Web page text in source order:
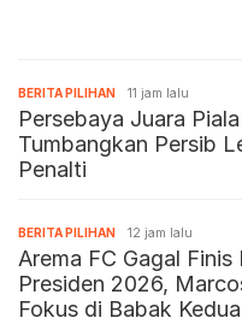
BERITA PILIHAN 11 jam lalu
Persebaya Juara
Tumbangkan Persib
Penalti
BERITA PILIHAN 12 jam lalu
Arema FC Gagal Finis
Presiden 2026,
Fokus di Babak Kedua